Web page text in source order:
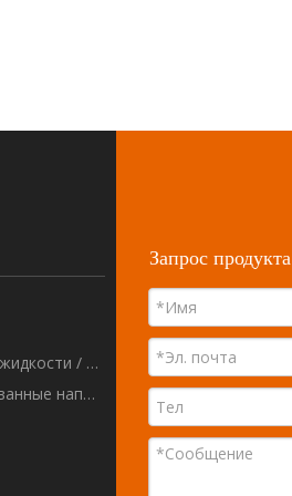
Машины для заполнения жидкости / вставки
Порошковые / гранулированные наполнительные машины
Запрос продукта